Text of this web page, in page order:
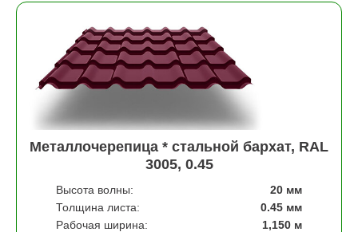
Металлочерепица * стальной бархат, RAL
3005, 0.45
Высота волны:
20 мм
Толщина листа:
0.45 мм
Рабочая ширина:
1,150 м